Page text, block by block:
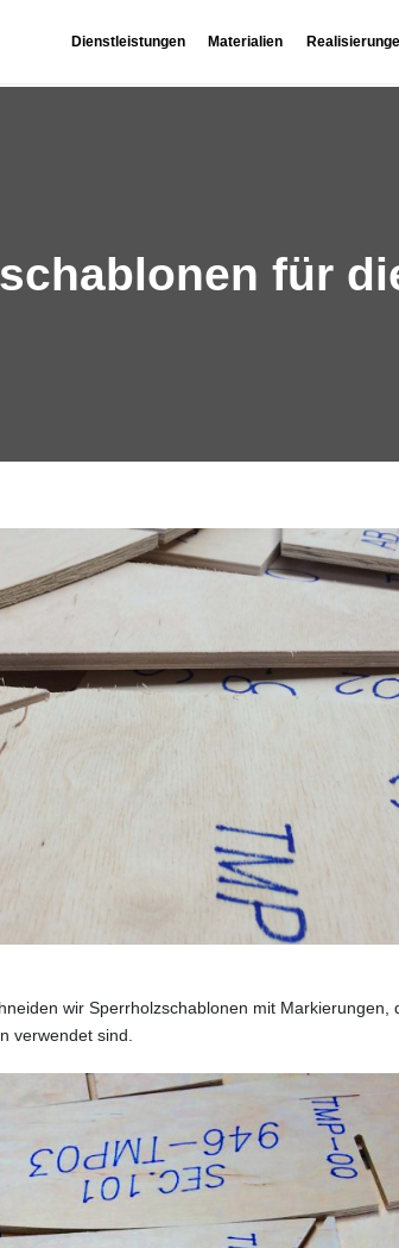
Dienstleistungen Materialien
für
wir Sperrholzschablonen mit Markierungen,
verwendet sind.